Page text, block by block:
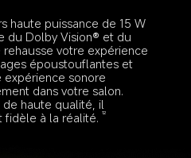
haute puissance de 15 W
du Dolby Vision® et du
votre expérience
époustouflantes et
expérience sonore
dans votre salon.
de haute qualité, il
à la réalité.
12